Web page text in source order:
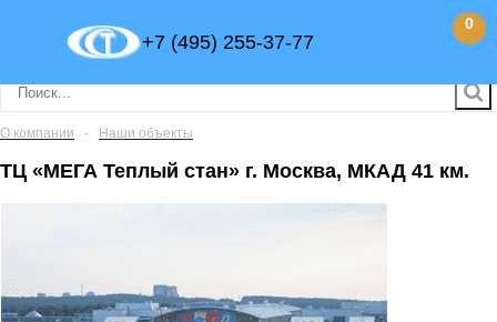
+7 (495) 255-37-77
0
О компании - Наши объекты
ТЦ «МЕГА Теплый стан» г. Москва, МКАД 41 км.